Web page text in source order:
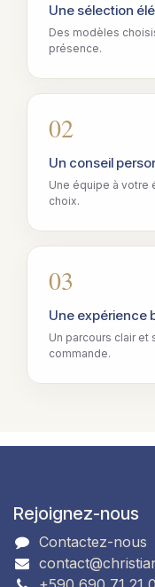
Une sélection
Des modèles
présence.
02
Un conseil
Une équipe à votre
choix.
03
Une expérience
Un parcours clair et
commande.
Rejoignez-nous
Contactez-nous